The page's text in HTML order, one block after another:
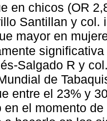
en chicos (OR
Santillan y col.
mayor en
Salgado R y
de
entre el 23% y
en el momento